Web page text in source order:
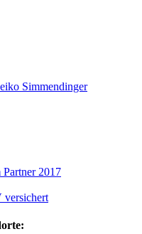
Simmendinger